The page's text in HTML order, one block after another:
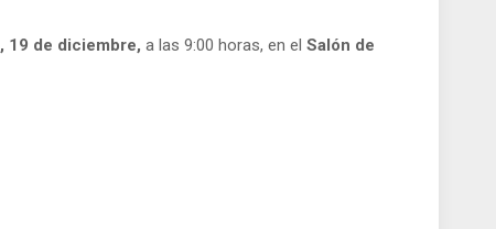
, 19 de diciembre, a las 9:00 horas, en elSalón de